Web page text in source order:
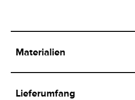
Materialien
Lieferumfang